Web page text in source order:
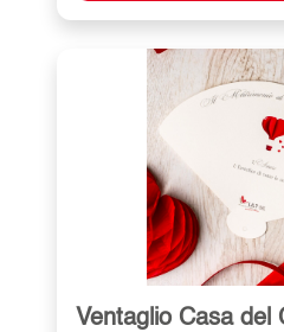
Ventaglio Casa del